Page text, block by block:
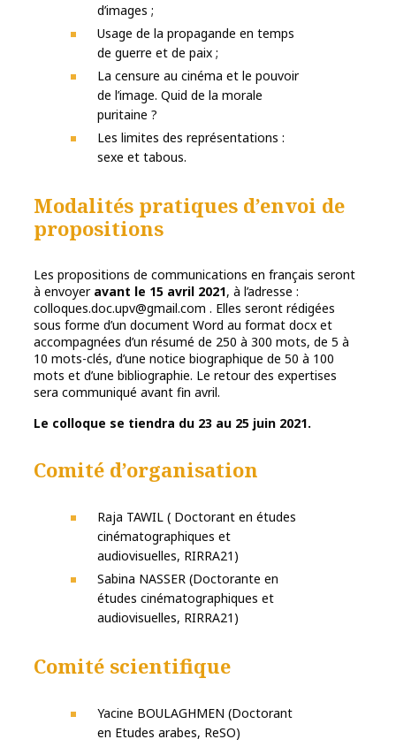
d’images ;
Usage de la propagande en temps
de guerre et de paix ;
La censure au cinéma et le pouvoir
de l’image. Quid de la morale
puritaine ?
Les limites des représentations :
sexe et tabous.
Modalités pratiques d’envoi de
propositions
Les propositions de communications en français seront
à envoyer avant le 15 avril 2021, à l’adresse :
colloques.doc.upv@gmail.com . Elles seront rédigées
sous forme d’un document Word au format docx et
accompagnées d’un résumé de 250 à 300 mots, de 5 à
10 mots-clés, d’une notice biographique de 50 à 100
mots et d’une bibliographie. Le retour des expertises
sera communiqué avant fin avril.
Le colloque se tiendra du 23 au 25 juin 2021.
Comité d’organisation
Raja TAWIL ( Doctorant en études
cinématographiques et
audiovisuelles, RIRRA21)
Sabina NASSER (Doctorante en
études cinématographiques et
audiovisuelles, RIRRA21)
Comité scientifique
Yacine BOULAGHMEN (Doctorant
en Etudes arabes, ReSO)